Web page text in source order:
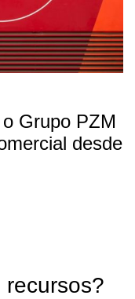
Grupo PZM
desde
recursos?